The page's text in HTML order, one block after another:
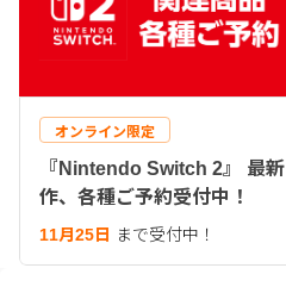
オンライン限定
『Nintendo Switch 2』 最新
作、各種ご予約受付中！
11月25日 まで受付中！